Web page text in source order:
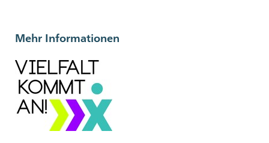
Mehr Informationen